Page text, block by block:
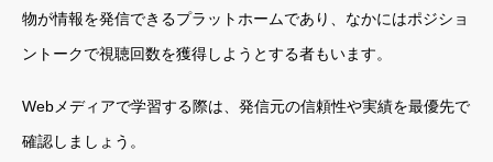
物が情報を発信できるプラットホームであり、なかにはポジショ
ントークで視聴回数を獲得しようとする者もいます。
Webメディアで学習する際は、発信元の信頼性や実績を最優先で
確認しましょう。